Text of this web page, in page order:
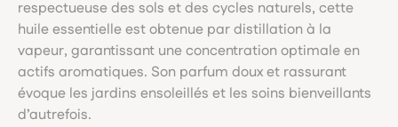
respectueuse des sols et des cycles naturels, cette
huile essentielle est obtenue par distillation à la
vapeur, garantissant une concentration optimale en
actifs aromatiques. Son parfum doux et rassurant
évoque les jardins ensoleillés et les soins bienveillants
d’autrefois.